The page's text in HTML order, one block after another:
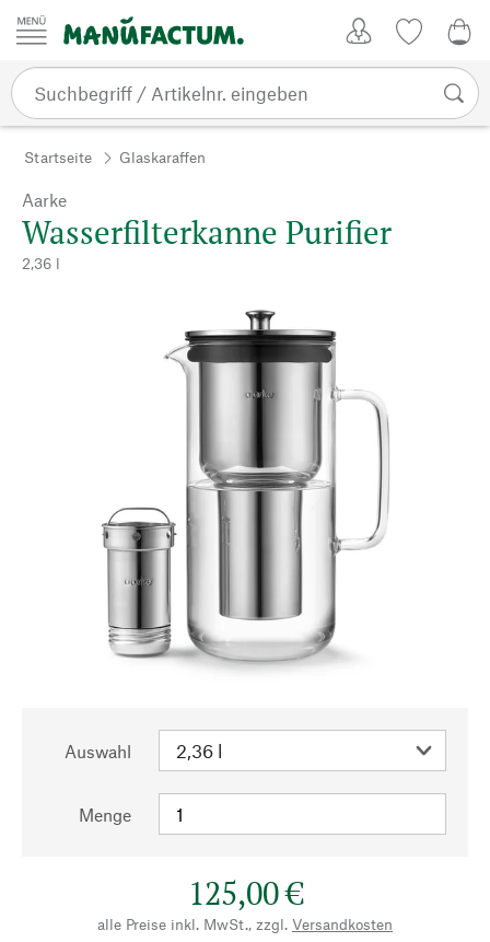
Zum Inhalt springen
Startseite Glaskaraffen
Aarke
Wasserfilterkanne Purifier
2,36 l
Auswahl
Menge
125,00 €
alle Preise inkl. MwSt., zzgl. Versandkosten